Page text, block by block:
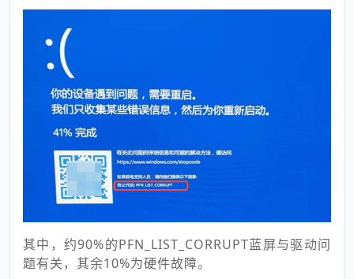
其中，约90%的PFN_LIST_CORRUPT蓝屏与驱动问
题有关，其余10%为硬件故障。